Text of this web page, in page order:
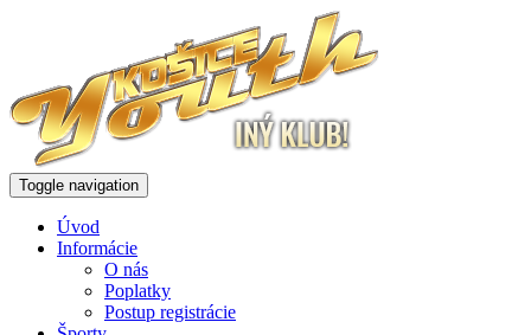
Toggle navigation
Úvod
Informácie
O nás
Poplatky
Postup registrácie